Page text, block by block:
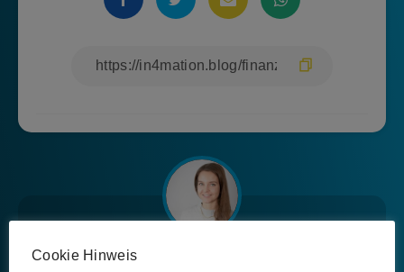
Josephin Riemer
Cookie Hinweis